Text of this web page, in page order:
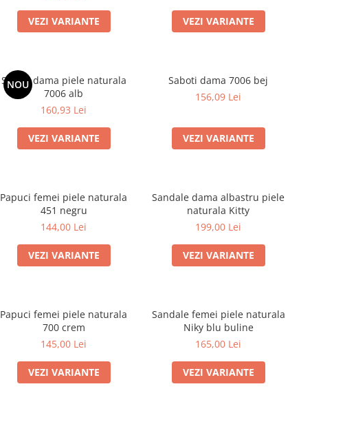
VEZI VARIANTE VEZI VARIANTE
NOU
Saboti dama piele naturala
7006 alb
160,93 Lei
VEZI VARIANTE
Saboti dama 7006 bej
156,09 Lei
VEZI VARIANTE
Papuci femei piele naturala
451 negru
144,00 Lei
VEZI VARIANTE
Sandale dama albastru piele
naturala Kitty
199,00 Lei
VEZI VARIANTE
Papuci femei piele naturala
700 crem
145,00 Lei
VEZI VARIANTE
Sandale femei piele naturala
Niky blu buline
165,00 Lei
VEZI VARIANTE